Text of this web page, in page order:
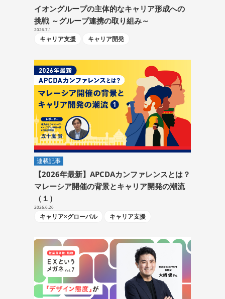
イオングループの主体的なキャリア形成への
挑戦 ～グループ連携の取り組み～
2026.7.1
キャリア支援 キャリア開発
連載記事
【2026年最新】APCDAカンファレンスとは？
マレーシア開催の背景とキャリア開発の潮流
（１）
2026.6.26
キャリア×グローバル キャリア支援